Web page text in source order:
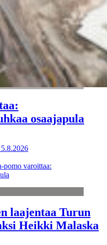
osaajapula
5.8.2026
pomo varoittaa:
laajentaa Turun
Heikki Malaska